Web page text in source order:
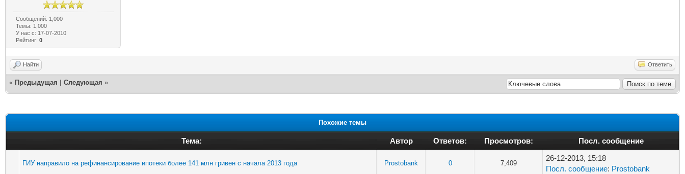
Сообщений: 1,000
Темы: 1,000
У нас с: 17-07-2010
Рейтинг:0
Найти Ответить
« Предыдущая Следующая »
Похожие темы
Тема: Автор Ответов: Просмотров: Посл. сообщение
ГИУ направило на рефинансирование ипотеки более 141 млн гривен с начала 2013 года Prostobank 0 7,409
26-12-2013, 15:18
Посл. сообщение: Prostobank